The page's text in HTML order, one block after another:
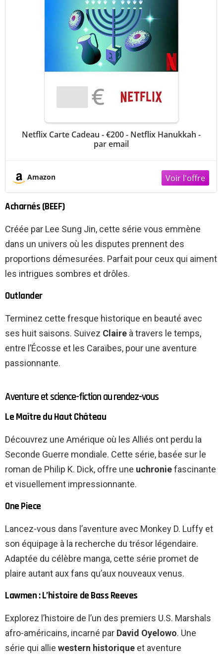
Netflix Carte Cadeau - €200 - Netflix Hanukkah -
par email
Amazon
Acharnés (BEEF)
Créée par Lee Sung Jin, cette série vous emmène
dans un univers où les disputes prennent des
proportions démesurées. Parfait pour ceux qui aiment
les intrigues sombres et drôles.
Outlander
Terminez cette fresque historique en beauté avec
ses huit saisons. Suivez Claire à travers le temps,
entre l’Écosse et les Caraïbes, pour une aventure
passionnante.
Aventure et science-fiction au rendez-vous
Le Maître du Haut Château
Découvrez une Amérique où les Alliés ont perdu la
Seconde Guerre mondiale. Cette série, basée sur le
roman de Philip K. Dick, offre une uchroniefascinante
et visuellement impressionnante.
One Piece
Lancez-vous dans l’aventure avec Monkey D. Luffy et
son équipage à la recherche du trésor légendaire.
Adaptée du célèbre manga, cette série promet de
plaire autant aux fans qu’aux nouveaux venus.
Lawmen : L’histoire de Bass Reeves
Explorez l’histoire de l’un des premiers U.S. Marshals
afro-américains, incarné par David Oyelowo. Une
série qui allie western historique et aventure